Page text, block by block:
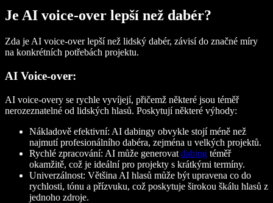
Je AI voice-over lepší než dabér?
Zda je AI voice-over lepší než lidský dabér, závisí do značné míry
na konkrétních potřebách projektu.
AI Voice-over:
AI voice-overy se rychle vyvíjejí, přičemž některé jsou téměř
nerozeznatelné od lidských hlasů. Poskytují některé výhody:
Nákladově efektivní: AI dabingy obvykle stojí méně než
najmutí profesionálního dabéra, zejména u velkých projektů.
Rychlé zpracování: AI může generovat dabing téměř
okamžitě, což je ideální pro projekty s krátkými termíny.
Univerzálnost: Většina AI hlasů může být upravena co do
rychlosti, tónu a přízvuku, což poskytuje širokou škálu hlasů z
jednoho zdroje.